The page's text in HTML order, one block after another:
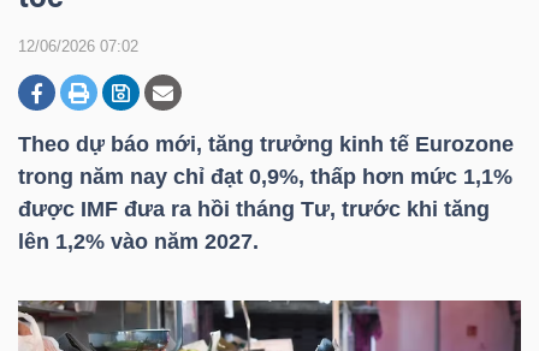
12/06/2026 07:02
Theo dự báo mới, tăng trưởng kinh tế Eurozone
trong năm nay chỉ đạt 0,9%, thấp hơn mức 1,1%
được IMF đưa ra hồi tháng Tư, trước khi tăng
lên 1,2% vào năm 2027.
DOANH
NGHIỆP
BẤT
SẢN